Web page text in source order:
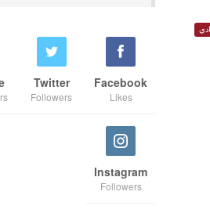
Facebook
Likes
Twitter
Followers
Instagram
Followers